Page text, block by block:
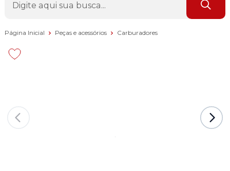
Página Inicial Peças e acessórios Carburadores